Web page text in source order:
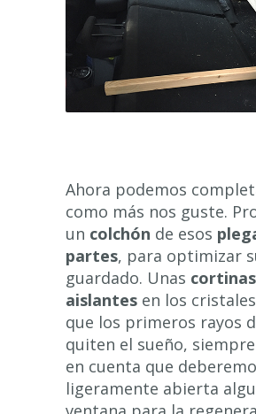
Ahora podemos
como más nos guste.
un colchón de esos
partes, para optimizar
guardado. Unas cortinas
aislantes en los
que los primeros rayos
quiten el sueño,
en cuenta que
ligeramente abierta